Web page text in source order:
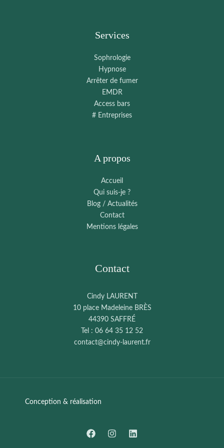
Services
Sophrologie
Hypnose
Arrêter de fumer
EMDR
Access bars
# Entreprises
A propos
Accueil
Qui suis-je ?
Blog / Actualités
Contact
Mentions légales
Contact
Cindy LAURENT
10 place Madeleine BRÈS
44390 SAFFRÉ
Tel : 06 64 35 12 52
contact@cindy-laurent.fr
Conception & réalisation